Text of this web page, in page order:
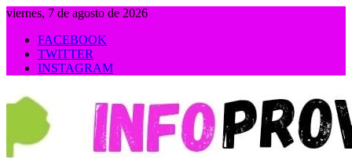
Saltar
contenido
viernes, 7 de agosto de 2026
FACEBOOK
TWITTER
INSTAGRAM